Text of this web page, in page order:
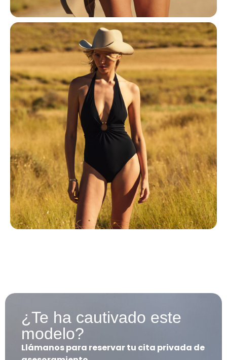
¿Te ha cautivado este
modelo?
Llámanos para reservar tu cita privada de